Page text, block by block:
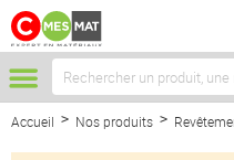
Accueil Nos produits